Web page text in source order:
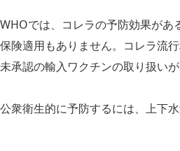
WHOでは、コレラの予防効果があ
保険適用もありません。コレラ流
未承認の輸入ワクチンの取り扱い
公衆衛生的に予防するには、上下